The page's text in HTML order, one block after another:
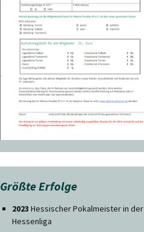
Größte Erfolge
2023 Hessischer Pokalmeister in der
Hessenliga